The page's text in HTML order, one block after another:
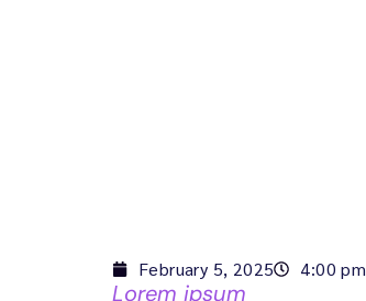
February 5, 2025 4:00 pm
Lorem ipsum